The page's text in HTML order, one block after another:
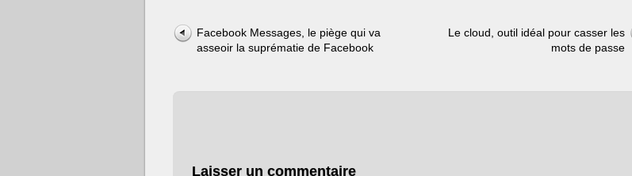
Facebook Messages, le piège qui va
asseoir la suprématie de Facebook
Le cloud, outil idéal pour casser les
mots de passe
Laisser un commentaire